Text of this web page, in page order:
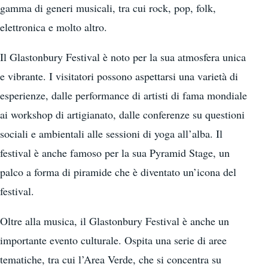
gamma di generi musicali, tra cui rock, pop, folk,
elettronica e molto altro.
Il Glastonbury Festival è noto per la sua atmosfera unica
e vibrante. I visitatori possono aspettarsi una varietà di
esperienze, dalle performance di artisti di fama mondiale
ai workshop di artigianato, dalle conferenze su questioni
sociali e ambientali alle sessioni di yoga all’alba. Il
festival è anche famoso per la sua Pyramid Stage, un
palco a forma di piramide che è diventato un’icona del
festival.
Oltre alla musica, il Glastonbury Festival è anche un
importante evento culturale. Ospita una serie di aree
tematiche, tra cui l’Area Verde, che si concentra su